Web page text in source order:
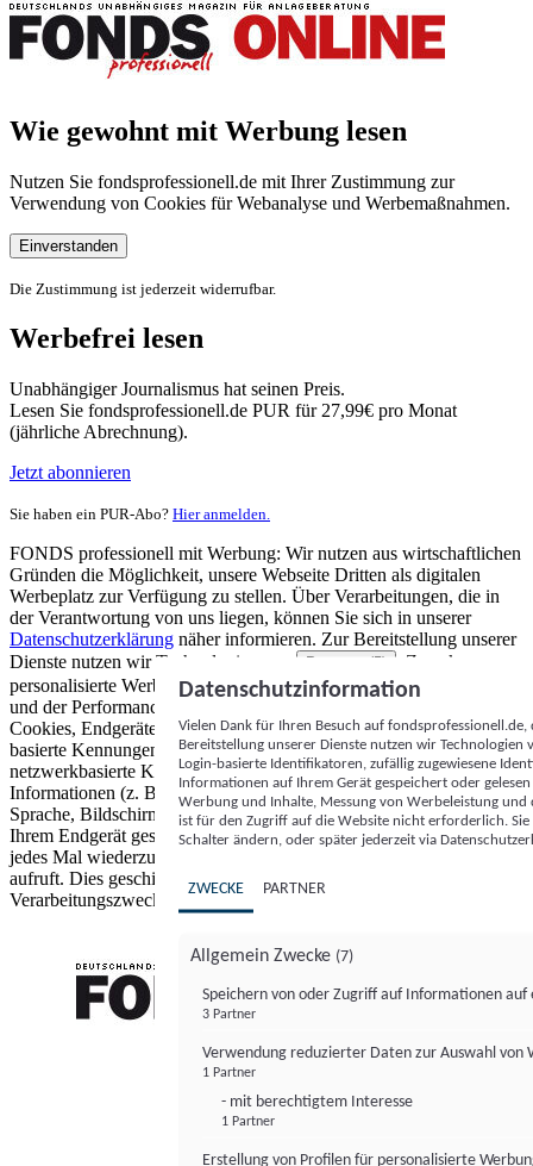
Wie gewohnt mit Werbung lesen
Nutzen Sie fondsprofessionell.de mit Ihrer Zustimmung zur
Verwendung von Cookies für Webanalyse und Werbemaßnahmen.
Einverstanden
Die Zustimmung ist jederzeit widerrufbar.
Werbefrei lesen
Unabhängiger Journalismus hat seinen Preis.
Lesen Sie fondsprofessionell.de PUR für 27,99€ pro Monat
(jährliche Abrechnung).
Jetzt abonnieren
Sie haben ein PUR-Abo? Hier anmelden.
FONDS professionell mit Werbung: Wir nutzen aus wirtschaftlichen
Gründen die Möglichkeit, unsere Webseite Dritten als digitalen
Werbeplatz zur Verfügung zu stellen. Über Verarbeitungen, die in
der Verantwortung von uns liegen, können Sie sich in unserer
Datenschutzerklärung näher informieren. Zur Bereitstellung unserer
Dienste nutzen wir Technologien von
Partnern (5)
. Zwecke:
personalisierte Werbung und Inhalte, Messung von Werbeleistung
und der Performance von Inhalten sowie Zielgruppenforschung.
Cookies, Endgeräte- oder ähnliche Online-Kennungen (z. B. login-
basierte Kennungen, zufällig generierte Kennungen,
netzwerkbasierte Kennungen) können zusammen mit anderen
Informationen (z. B. Browsertyp und Browserinformationen,
Sprache, Bildschirmgröße, unterstützte Technologien usw.) auf
Ihrem Endgerät gespeichert oder von dort ausgelesen werden, um es
jedes Mal wiederzuerkennen, wenn es eine App oder einer Webseite
aufruft. Dies geschieht für einen oder mehrere der hier aufgeführten
Verarbeitungszwecke.
Datenschutzinformation
Vielen Dank für Ihren Besuch auf
Bereitstellung unserer Dienste nutzen wir Technologien
Login-basierte Identifikatoren, zufällig zugewiesene
Informationen auf Ihrem Gerät gespeichert oder
Werbung und Inhalte, Messung von Werbeleistung
ist für den Zugriff auf die Website nicht erforderlich.
Schalter ändern, oder später jederzeit via
ZWECKE PARTNER
Allgemein Zwecke (7)
Speichern von oder Zugriff auf Informationen auf
3 Partner
Verwendung reduzierter Daten zur Auswahl von
1 Partner
- mit berechtigtem Interesse
1 Partner
Erstellung von Profilen für personalisierte
FONDS professionell